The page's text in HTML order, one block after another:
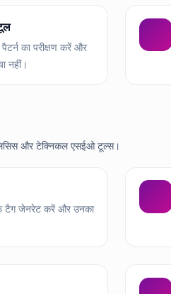
का परीक्षण करें और
नहीं।
और टेक्निकल एसईओ टूल्स।
टैग जेनरेट करें और उनका